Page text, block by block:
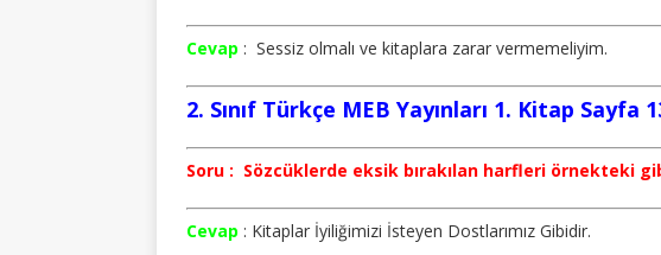
Cevap : Sessiz olmalı ve kitaplara zarar vermemeliyim.
2. Sınıf Türkçe MEB Yayınları 1. Kitap Sayfa
Soru : Sözcüklerde eksik bırakılan harfleri örnekteki
Cevap : Kitaplar İyiliğimizi İsteyen Dostlarımız Gibidir.